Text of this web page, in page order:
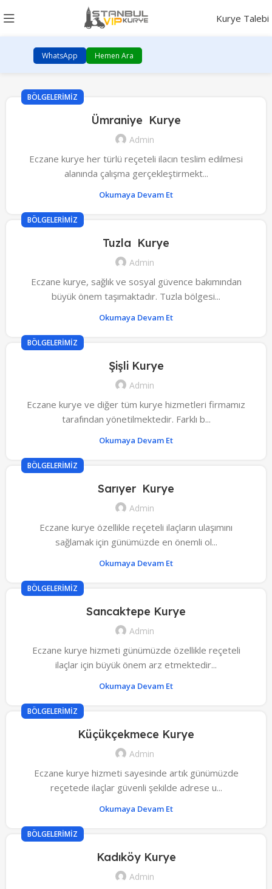
Kurye Talebi
WhatsApp Hemen Ara
BÖLGELERIMIZ
Ümraniye Kurye
Admin
Eczane kurye her türlü reçeteli ilacın teslim edilmesi
alanında çalışma gerçekleştirmekt...
Okumaya Devam Et
BÖLGELERIMIZ
Tuzla Kurye
Admin
Eczane kurye, sağlık ve sosyal güvence bakımından
büyük önem taşımaktadır. Tuzla bölgesi...
Okumaya Devam Et
BÖLGELERIMIZ
Şişli Kurye
Admin
Eczane kurye ve diğer tüm kurye hizmetleri firmamız
tarafından yönetilmektedir. Farklı b...
Okumaya Devam Et
BÖLGELERIMIZ
Sarıyer Kurye
Admin
Eczane kurye özellikle reçeteli ilaçların ulaşımını
sağlamak için günümüzde en önemli ol...
Okumaya Devam Et
BÖLGELERIMIZ
Sancaktepe Kurye
Admin
Eczane kurye hizmeti günümüzde özellikle reçeteli
ilaçlar için büyük önem arz etmektedir...
Okumaya Devam Et
BÖLGELERIMIZ
Küçükçekmece Kurye
Admin
Eczane kurye hizmeti sayesinde artık günümüzde
reçetede ilaçlar güvenli şekilde adrese u...
Okumaya Devam Et
BÖLGELERIMIZ
Kadıköy Kurye
Admin